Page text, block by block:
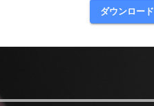
ダウンロード